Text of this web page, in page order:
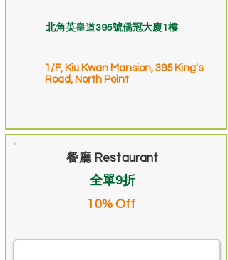
北角英皇道395號僑冠大廈1樓
1/F, Kiu Kwan Mansion, 395 King's
Road, North Point
餐廳 Restaurant
全單9折
10% Off